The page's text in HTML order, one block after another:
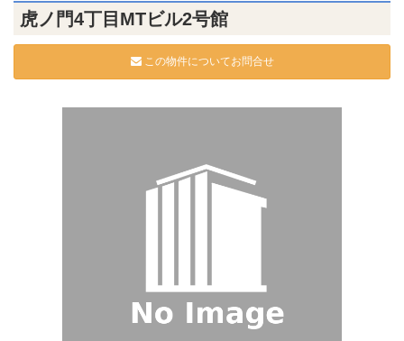
虎ノ門4丁目MTビル2号館
この物件についてお問合せ